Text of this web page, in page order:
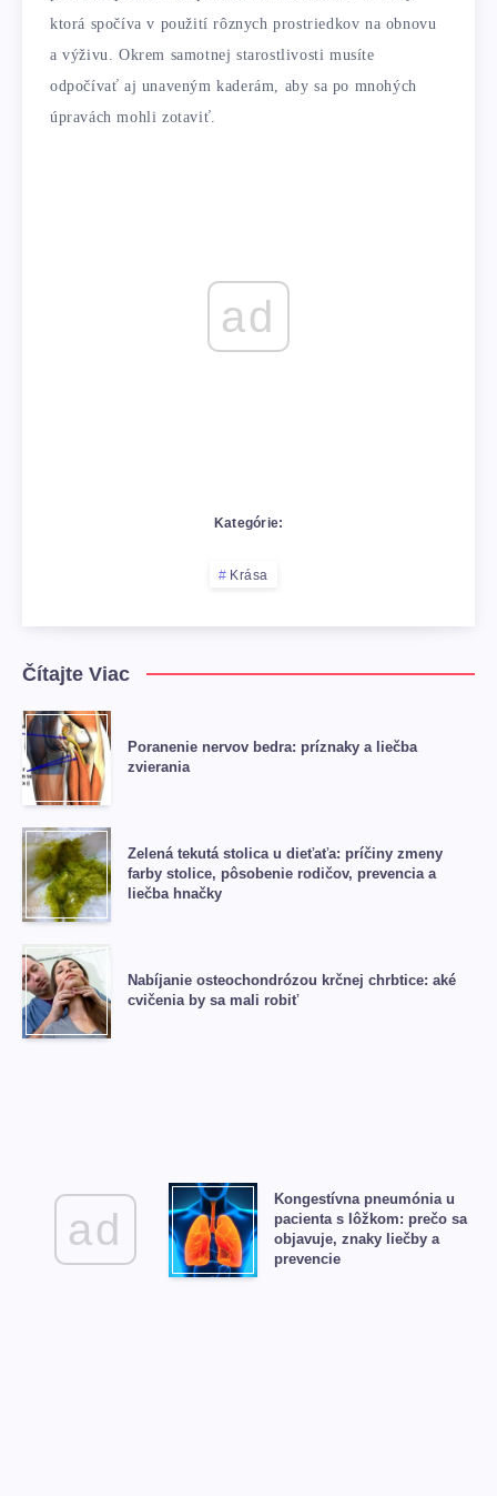
ktorá spočíva v použití rôznych prostriedkov na obnovu
a výživu. Okrem samotnej starostlivosti musíte
odpočívať aj unaveným kaderám, aby sa po mnohých
úpravách mohli zotaviť.
ad
Kategórie:
Krása
Čítajte Viac
Poranenie nervov bedra: príznaky a liečba
zvierania
Zelená tekutá stolica u dieťaťa: príčiny zmeny
farby stolice, pôsobenie rodičov, prevencia a
liečba hnačky
Nabíjanie osteochondrózou krčnej chrbtice: aké
cvičenia by sa mali robiť
ad
Kongestívna pneumónia u
pacienta s lôžkom: prečo sa
objavuje, znaky liečby a
prevencie